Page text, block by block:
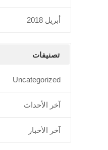
أبريل 2018
تصنيفات
Uncategorized
آخر الأحداث
آخر الأخبار